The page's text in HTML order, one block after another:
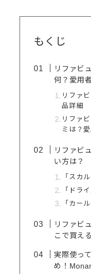
もくじ
リファビ
何？愛用
リファ
品詳細
リファ
ミは？
リファビ
い方は？
「スカ
「ドラ
「カー
リファビ
こで買え
実際使っ
め！